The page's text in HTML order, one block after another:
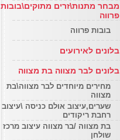
מבחר מתנות\זרים מתוקים\בובות
פרווה
בובות פרווה
בלונים לאירועים
בלונים לבר מצווה בת מצווה
מחירים מיוחדים לבר מצווה\בת
מצווה
שערים,עיצוב אולם כניסה \עיצוב
רחבת ריקודים
בת מצווה /בר מצווה עיצוב מרכז
שולחן